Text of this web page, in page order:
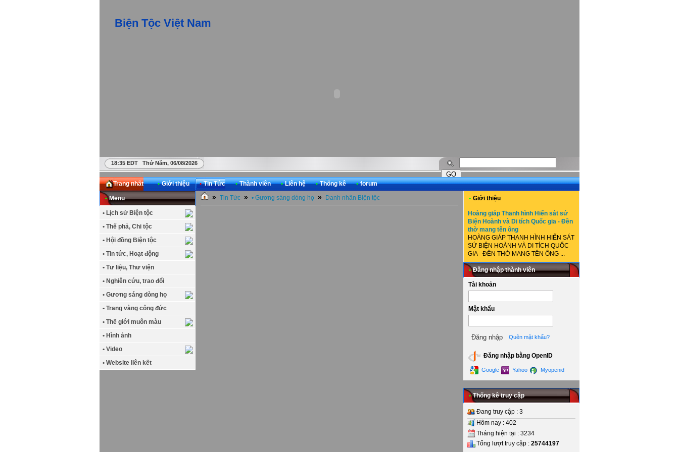
Biện Tộc Việt Nam
18:35 EDT Thứ Năm, 06/08/2026
Trang nhất • Giới thiệu • Tin Tức • Thành viên • Liên hệ • Thống kê • forum
• Menu
• Lịch sử Biện tộc
• Thế phả, Chi tộc
• Hội đồng Biện tộc
• Tin tức, Hoạt động
• Tư liệu, Thư viện
• Nghiên cứu, trao đổi
• Gương sáng dòng họ
• Trang vàng công đức
• Thế giới muôn màu
• Hình ảnh
• Video
• Website liên kết
» Tin Tức » • Gương sáng dòng họ » Danh nhân Biện tộc • Giới thiệu
Hoàng giáp Thanh hình Hiến sát sứ
Biện Hoành và Di tích Quốc gia - Đền
thờ mang tên ông
HOÀNG GIÁP THANH HÌNH HIẾN SÁT
SỨ BIỆN HOÀNH VÀ DI TÍCH QUỐC
GIA - ĐỀN THỜ MANG TÊN ÔNG ...
• Đăng nhập thành viên
Tài khoản
Mật khẩu
Quên mật khẩu?
Đăng nhập bằng OpenID
Google Yahoo Myopenid
• Thống kê truy cập
Đang truy cập : 3
Hôm nay : 402
Tháng hiện tại : 3234
Tổng lượt truy cập : 25744197